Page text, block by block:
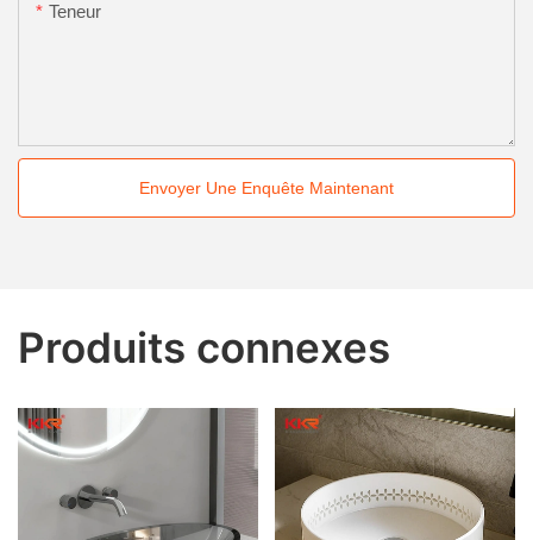
Teneur
Envoyer Une Enquête Maintenant
Produits connexes